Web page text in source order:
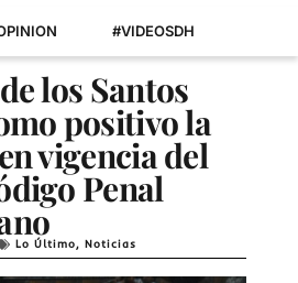
#VIDEOSDH
los Santos
positivo la
vigencia del
Penal
Lo Último,Noticias